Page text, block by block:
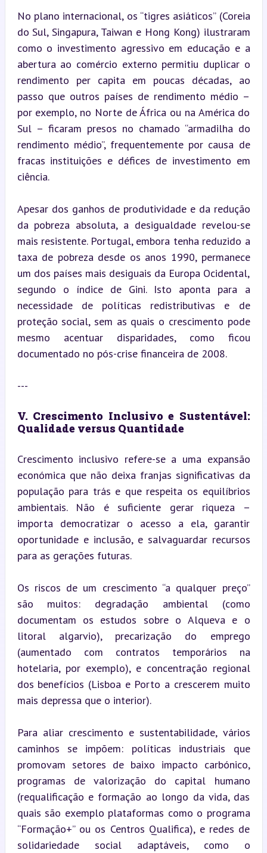
No plano internacional, os “tigres asiáticos” (Coreia
do Sul, Singapura, Taiwan e Hong Kong) ilustraram
como o investimento agressivo em educação e a
abertura ao comércio externo permitiu duplicar o
rendimento per capita em poucas décadas, ao
passo que outros países de rendimento médio –
por exemplo, no Norte de África ou na América do
Sul – ficaram presos no chamado “armadilha do
rendimento médio”, frequentemente por causa de
fracas instituições e défices de investimento em
ciência.
Apesar dos ganhos de produtividade e da redução
da pobreza absoluta, a desigualdade revelou-se
mais resistente. Portugal, embora tenha reduzido a
taxa de pobreza desde os anos 1990, permanece
um dos países mais desiguais da Europa Ocidental,
segundo o índice de Gini. Isto aponta para a
necessidade de políticas redistributivas e de
proteção social, sem as quais o crescimento pode
mesmo acentuar disparidades, como ficou
documentado no pós-crise financeira de 2008.
---
V. Crescimento Inclusivo e Sustentável:
Qualidade versus Quantidade
Crescimento inclusivo refere-se a uma expansão
económica que não deixa franjas significativas da
população para trás e que respeita os equilíbrios
ambientais. Não é suficiente gerar riqueza –
importa democratizar o acesso a ela, garantir
oportunidade e inclusão, e salvaguardar recursos
para as gerações futuras.
Os riscos de um crescimento “a qualquer preço”
são muitos: degradação ambiental (como
documentam os estudos sobre o Alqueva e o
litoral algarvio), precarização do emprego
(aumentado com contratos temporários na
hotelaria, por exemplo), e concentração regional
dos benefícios (Lisboa e Porto a crescerem muito
mais depressa que o interior).
Para aliar crescimento e sustentabilidade, vários
caminhos se impõem: políticas industriais que
promovam setores de baixo impacto carbónico,
programas de valorização do capital humano
(requalificação e formação ao longo da vida, das
quais são exemplo plataformas como o programa
“Formação+” ou os Centros Qualifica), e redes de
solidariedade social adaptáveis, como o